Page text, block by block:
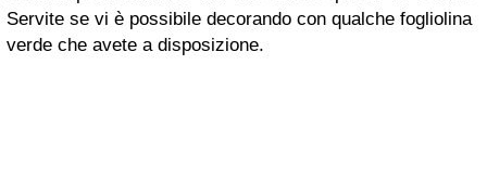
Servite se vi è possibile decorando con qualche fogliolina
verde che avete a disposizione.